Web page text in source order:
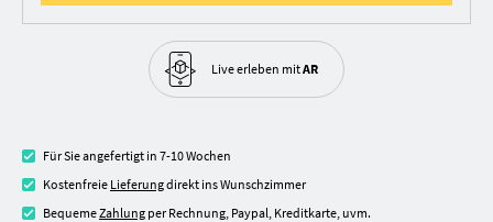
Live erleben mitAR
Für Sie angefertigt in 7-10 Wochen
Kostenfreie Lieferungdirekt ins Wunschzimmer
BequemeZahlung per Rechnung, Paypal, Kreditkarte, uvm.